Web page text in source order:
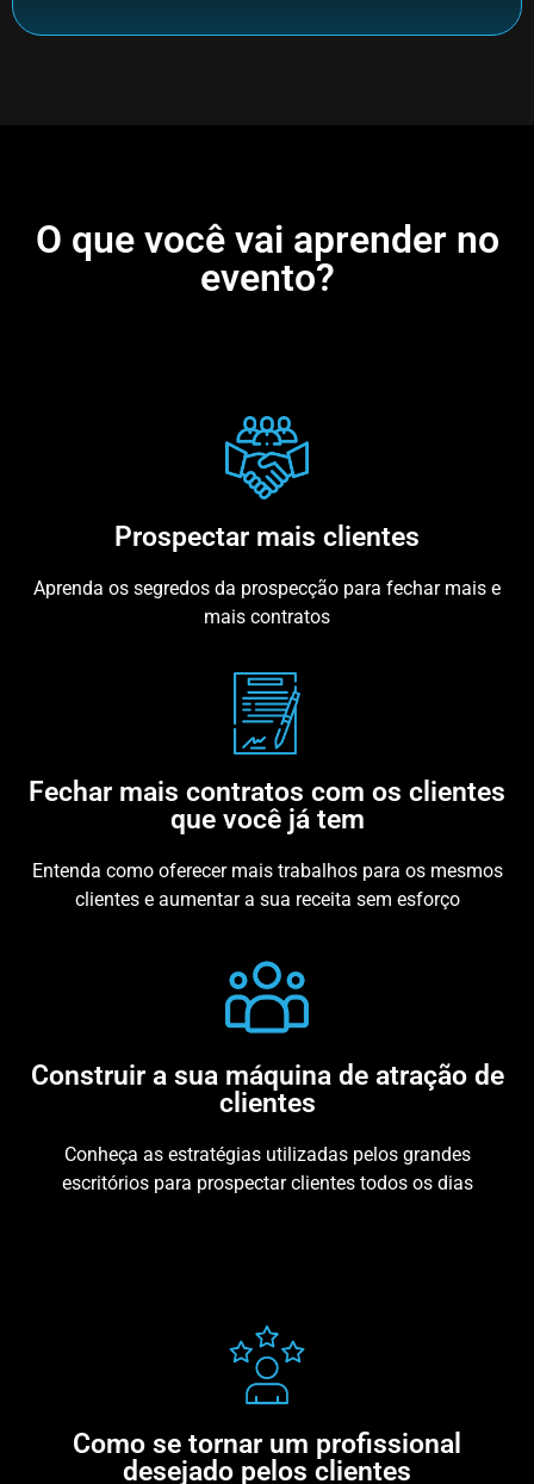
O que você vai aprender no
evento?
Prospectar mais clientes
Aprenda os segredos da prospecção para fechar mais e
mais contratos
Fechar mais contratos com os clientes
que você já tem
Entenda como oferecer mais trabalhos para os mesmos
clientes e aumentar a sua receita sem esforço
Construir a sua máquina de atração de
clientes
Conheça as estratégias utilizadas pelos grandes
escritórios para prospectar clientes todos os dias
Como se tornar um profissional
desejado pelos clientes